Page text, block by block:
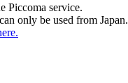
Piccoma service.
only be used from Japan.